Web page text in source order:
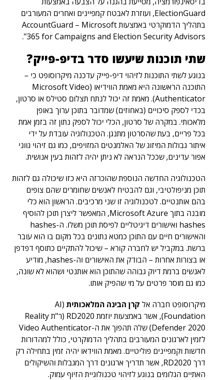
ElectionGuard, ועוזרת לאבטח קמפיינים ואחרים המעורבים
בתהליך הדמוקרטי באמצעות AccountGuard – Microsoft
365 for Campaigns and Election Security Advisors".
שתי תוכנות שיעשו סדר בדיפ-פייק?
בנוגע לשתי התוכנות לזיהוי דיפ-פייק עדכנה מיקרוסופט כי –
התוכנה הראשונה היא מאמת הווידיאו (Microsoft Video
Authenticator). מאמת זה יכול לנתח תצלום סטילס או סרטון,
בכדי לספק סיכויים (באחוזים) שמדובר בתוכן ערוך באופן
מלאכותי. במקרה של סרטון, הכלי יכול לספק נתון זה בזמן אמת
בכל פריים, בעת שהסרטון מתנגן. הטכנולוגיה עובדת על ידי
איתור גבולות המיזוג של האלמנטים המזויפים, כמו גם זיהוי גווני
אפור עדינים, שככל הנראה לא ניתן יהיה לזהות בעין אנושית.
הטכנולוגיה החדשה הנוספת שהוכרזה היא כזו שיכולה גם לזהות
תוכן מניפולטיבי, וגם להבטיח לאנשים שחומרים שהם צופים
בהם אותנטיים. לטכנולוגיה זו שני מרכיבים. הראשון הוא כלי
מובנה בתוך Microsoft Azure, המאפשר ליצרן תוכן להוסיף
hashes ואישורים דיגיטליים לפיסת תוכן משלו. ה-hashes
והאישורים חיים עם התוכן כמטא נתונים בכל מקום בו הוא עובר
ברשת. במקביל יש לחברה קורא – שיכול להתקיים כתוסף דפדפן
או בצורות אחרות – הבודק את האישורים וה-hashes, מודיע
לאנשים ברמת דיוק גבוהה שהתוכן הוא אותנטי ושהוא לא שונה,
כמו גם מוסר פרטים על מי שהפיק אותו.
מיקרוסופט חברה אל קרן הבינה המלאכותית (AI
Foundation), אשר באמצעות יוזמת RD2020 (ר"ת Reality
Defender 2020) שלה תהפוך את ה-Video Authenticator
לזמין לארגונים המעורבים בתהליך הדמוקרטי, כולל למהדורות
חדשות וקמפיינים פוליטיים. מאמת הווידאו יהיה זמין בתחילה רק
דרך RD2020, אשר תדריך ארגונים דרך המגבלות והשיקולים
האתיים הגלומים בנוגע לזיהוי טכנולוגיית הזיוף עמוק.